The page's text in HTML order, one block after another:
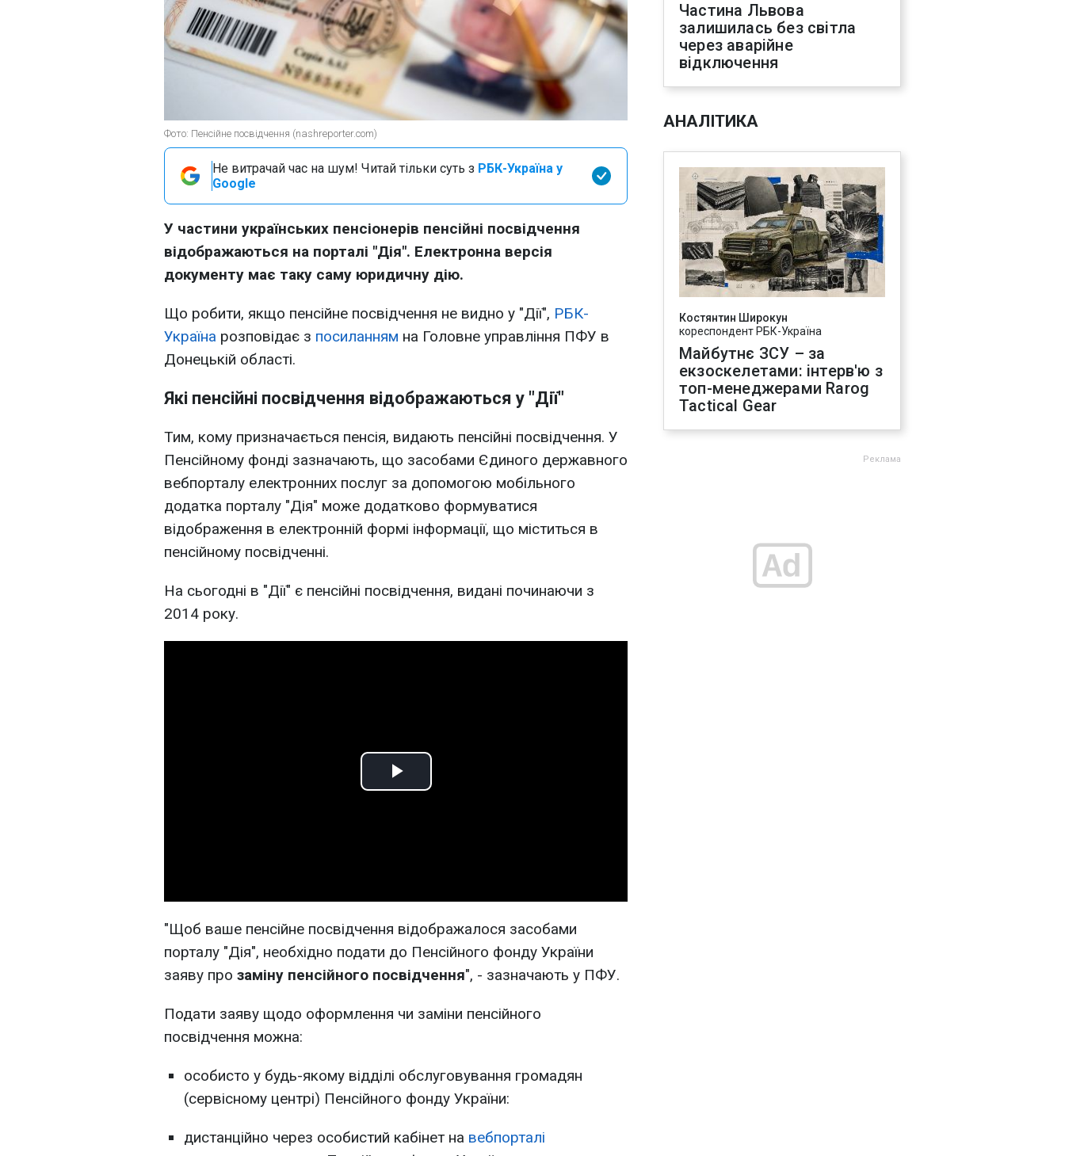
Фото: Пенсійне посвідчення (nashreporter.com)
Не витрачай час на шум! Читай тільки суть з РБК-Україна у
Google
У частини українських пенсіонерів пенсійні посвідчення
відображаються на порталі "Дія". Електронна версія
документу має таку саму юридичну дію.
Що робити, якщо пенсійне посвідчення не видно у "Дії", РБК-
Україна розповідає з посиланням на Головне управління ПФУ в
Донецькій області.
Які пенсійні посвідчення відображаються у "Дії"
Тим, кому призначається пенсія, видають пенсійні посвідчення. У
Пенсійному фонді зазначають, що засобами Єдиного державного
вебпорталу електронних послуг за допомогою мобільного
додатка порталу "Дія" може додатково формуватися
відображення в електронній формі інформації, що міститься в
пенсійному посвідченні.
На сьогодні в "Дії" є пенсійні посвідчення, видані починаючи з
2014 року.
Play
"Щоб ваше пенсійне посвідчення відображалося засобами
порталу "Дія", необхідно подати до Пенсійного фонду України
заяву про заміну пенсійного посвідчення", - зазначають у ПФУ.
Подати заяву щодо оформлення чи заміни пенсійного
посвідчення можна:
особисто у будь-якому відділі обслуговування громадян
(сервісному центрі) Пенсійного фонду України:
дистанційно через особистий кабінет на вебпорталі
Частина Львова
залишилась без світла
через аварійне
відключення
АНАЛІТИКА
Костянтин Широкун
кореспондент РБК-Україна
Майбутнє ЗСУ – за
екзоскелетами: інтерв'ю з
топ-менеджерами Rarog
Tactical Gear